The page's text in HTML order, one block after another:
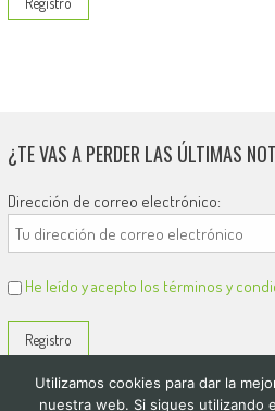
¿TE VAS A PERDER LAS ÚLTIMAS
Dirección de correo electrónico:
He leído y acepto los términos y
Utilizamos cookies para dar la
nuestra web. Si sigues utilizando